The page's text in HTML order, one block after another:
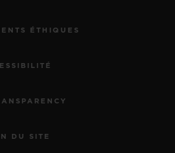
ÉTHIQUES
DU SITE